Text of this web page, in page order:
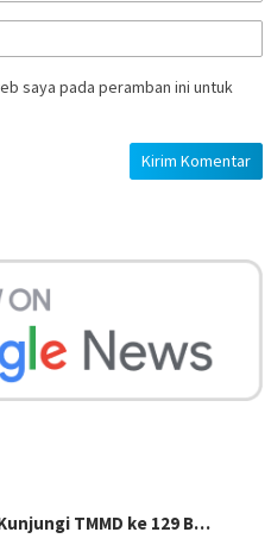
saya pada peramban ini untuk
TMMD ke 129 B…